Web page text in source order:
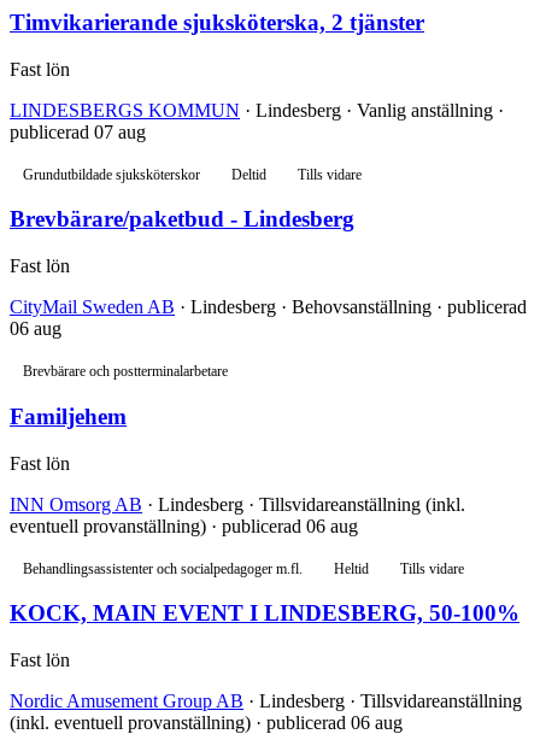
Timvikarierande sjuksköterska, 2 tjänster
Fast lön
LINDESBERGS KOMMUN · Lindesberg · Vanlig anställning ·
publicerad 07 aug
Grundutbildade sjuksköterskor Deltid Tills vidare
Brevbärare/paketbud - Lindesberg
Fast lön
CityMail Sweden AB · Lindesberg · Behovsanställning · publicerad
06 aug
Brevbärare och postterminalarbetare
Familjehem
Fast lön
INN Omsorg AB · Lindesberg · Tillsvidareanställning (inkl.
eventuell provanställning) · publicerad 06 aug
Behandlingsassistenter och socialpedagoger m.fl. Heltid Tills vidare
KOCK, MAIN EVENT I LINDESBERG, 50-100%
Fast lön
Nordic Amusement Group AB · Lindesberg · Tillsvidareanställning
(inkl. eventuell provanställning) · publicerad 06 aug